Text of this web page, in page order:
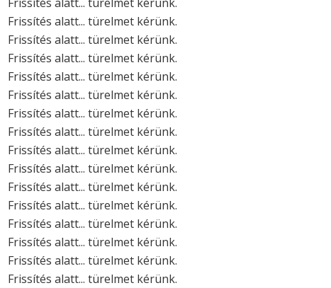
Frissítés alatt... türelmet kérünk.
Frissítés alatt... türelmet kérünk.
Frissítés alatt... türelmet kérünk.
Frissítés alatt... türelmet kérünk.
Frissítés alatt... türelmet kérünk.
Frissítés alatt... türelmet kérünk.
Frissítés alatt... türelmet kérünk.
Frissítés alatt... türelmet kérünk.
Frissítés alatt... türelmet kérünk.
Frissítés alatt... türelmet kérünk.
Frissítés alatt... türelmet kérünk.
Frissítés alatt... türelmet kérünk.
Frissítés alatt... türelmet kérünk.
Frissítés alatt... türelmet kérünk.
Frissítés alatt... türelmet kérünk.